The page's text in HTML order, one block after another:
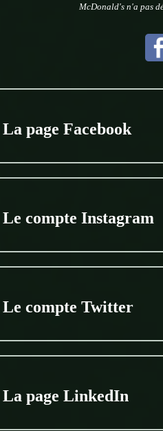
McDonald's n'a pas
La page Facebook
Le compte Instagram
Le compte Twitter
La page LinkedIn